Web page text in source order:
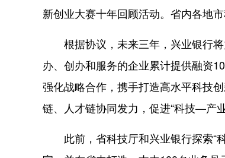
新创业大赛十年回顾活动。省内各地
根据协议，未来三年，兴业银行将
办、创办和服务的企业累计提供融资
强化战略合作，携手打造高水平科技
链、人才链协同发力，促进“科技—产
此前，省科技厅和兴业银行探索“